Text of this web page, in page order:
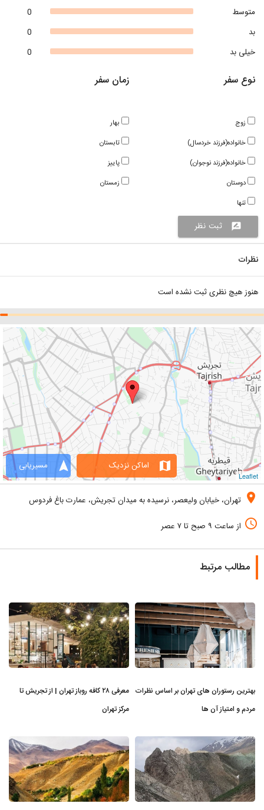
0
متوسط
0
بد
0
خیلی بد
زمان سفر
بهار
تابستان
پاییز
زمستان
نوع سفر
زوج
خانواده(فرزند خردسال)
خانواده(فرزند نوجوان)
دوستان
تنها
rate_review ثبت نظر
نظرات
هنوز هیچ نظری ثبت نشده است
Leaflet
navigation مسیریابی map اماکن نزدیک
location_on تهران، خیابان ولیعصر، نرسیده به میدان تجریش، عمارت باغ فردوس
access_time از ساعت ۹ صبح تا ۷ عصر
مطالب مرتبط
بهترین رستوران های تهران بر اساس نظرات
مردم و امتیاز آن ها
معرفی ۲۸ کافه روباز تهران | از تجریش تا
مرکز تهران